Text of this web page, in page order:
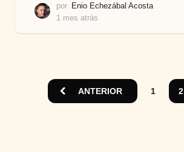
por Enio Echezábal Acosta
1 mes atrás
r
ANTERIOR 1 2